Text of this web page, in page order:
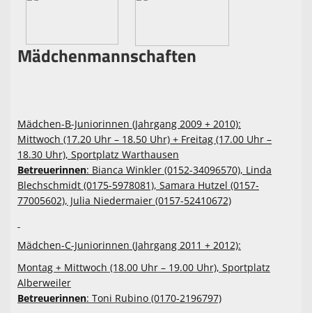
Mädchenmannschaften
Mädchen-B-Juniorinnen (Jahrgang 2009 + 2010):
Mittwoch (17.20 Uhr – 18.50 Uhr) + Freitag (17.00 Uhr –
18.30 Uhr), Sportplatz Warthausen
Betreuerinnen: Bianca Winkler (0152-34096570), Linda
Blechschmidt (0175-5978081), Samara Hutzel (0157-
77005602), Julia Niedermaier (0157-52410672)
Mädchen-C-Juniorinnen (Jahrgang 2011 + 2012):
Montag + Mittwoch (18.00 Uhr – 19.00 Uhr), Sportplatz
Alberweiler
Betreuerinnen: Toni Rubino (0170-2196797)